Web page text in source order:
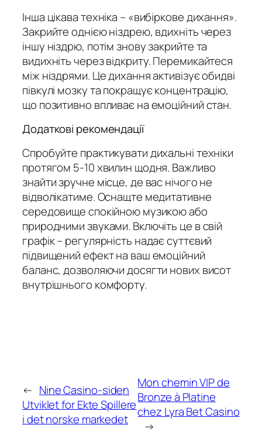
Інша цікава техніка – «вибіркове дихання».
Закрийте однією ніздрею, вдихніть через
іншу ніздрю, потім знову закрийте та
видихніть через відкриту. Перемикайтеся
між ніздрями. Це дихання активізує обидві
півкулі мозку та покращує концентрацію,
що позитивно впливає на емоційний стан.
Додаткові рекомендації
Спробуйте практикувати дихальні техніки
протягом 5-10 хвилин щодня. Важливо
знайти зручне місце, де вас нічого не
відволікатиме. Оснащте медитативне
середовище спокійною музикою або
природними звуками. Включіть це в свій
графік – регулярність надає суттєвий
підвищений ефект на ваш емоційний
баланс, дозволяючи досягти нових висот
внутрішнього комфорту.
← Nine Casino-siden
Utviklet for Ekte Spillere
i det norske markedet
Mon chemin VIP de
Bronze à Platine
chez Lyra Bet Casino
→